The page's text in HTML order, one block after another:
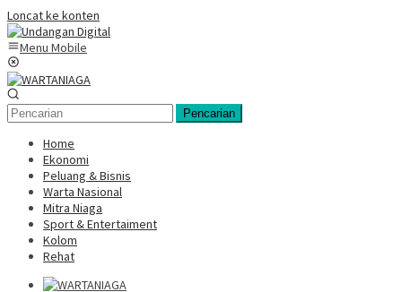
Loncat ke konten
Menu Mobile
Pencarian
Home
Ekonomi
Peluang & Bisnis
Warta Nasional
Mitra Niaga
Sport & Entertaiment
Kolom
Rehat